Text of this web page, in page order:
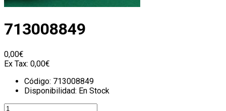
713008849
0,00€
Ex Tax: 0,00€
Código: 713008849
Disponibilidad: En Stock